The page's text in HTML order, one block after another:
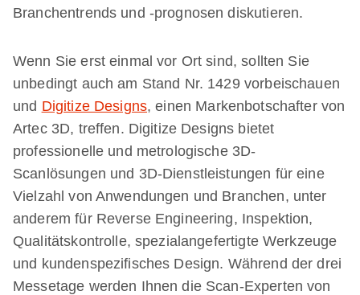
Branchentrends und -prognosen diskutieren.
Wenn Sie erst einmal vor Ort sind, sollten Sie
unbedingt auch am Stand Nr. 1429 vorbeischauen
und Digitize Designs, einen Markenbotschafter von
Artec 3D, treffen. Digitize Designs bietet
professionelle und metrologische 3D-
Scanlösungen und 3D-Dienstleistungen für eine
Vielzahl von Anwendungen und Branchen, unter
anderem für Reverse Engineering, Inspektion,
Qualitätskontrolle, spezialangefertigte Werkzeuge
und kundenspezifisches Design. Während der drei
Messetage werden Ihnen die Scan-Experten von